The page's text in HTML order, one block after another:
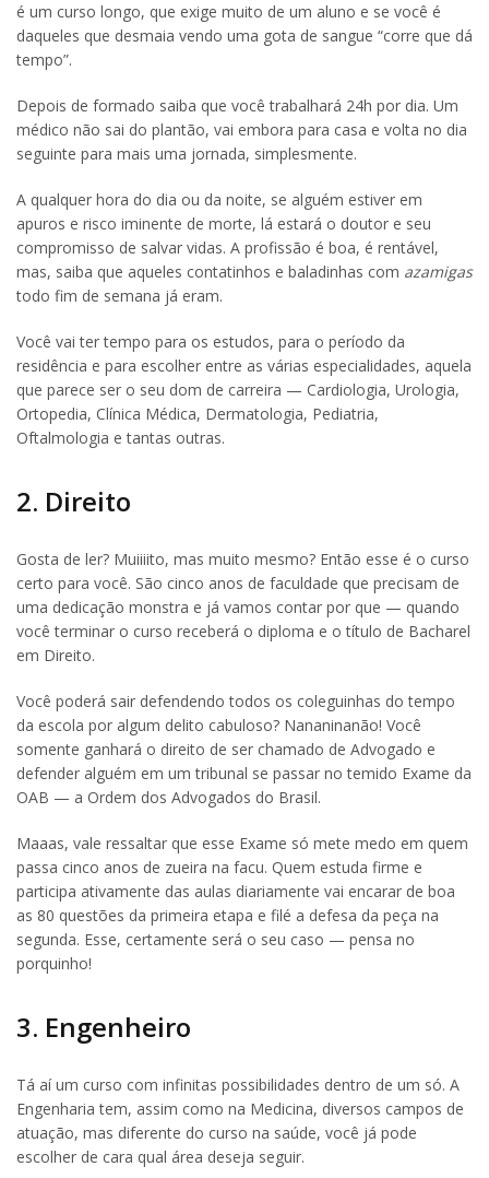
é um curso longo, que exige muito de um aluno e se você é
daqueles que desmaia vendo uma gota de sangue “corre que dá
tempo”.
Depois de formado saiba que você trabalhará 24h por dia. Um
médico não sai do plantão, vai embora para casa e volta no dia
seguinte para mais uma jornada, simplesmente.
A qualquer hora do dia ou da noite, se alguém estiver em
apuros e risco iminente de morte, lá estará o doutor e seu
compromisso de salvar vidas. A profissão é boa, é rentável,
mas, saiba que aqueles contatinhos e baladinhas com azamigas
todo fim de semana já eram.
Você vai ter tempo para os estudos, para o período da
residência e para escolher entre as várias especialidades, aquela
que parece ser o seu dom de carreira — Cardiologia, Urologia,
Ortopedia, Clínica Médica, Dermatologia, Pediatria,
Oftalmologia e tantas outras.
2. Direito
Gosta de ler? Muiiiito, mas muito mesmo? Então esse é o curso
certo para você. São cinco anos de faculdade que precisam de
uma dedicação monstra e já vamos contar por que — quando
você terminar o curso receberá o diploma e o título de Bacharel
em Direito.
Você poderá sair defendendo todos os coleguinhas do tempo
da escola por algum delito cabuloso? Nananinanão! Você
somente ganhará o direito de ser chamado de Advogado e
defender alguém em um tribunal se passar no temido Exame da
OAB — a Ordem dos Advogados do Brasil.
Maaas, vale ressaltar que esse Exame só mete medo em quem
passa cinco anos de zueira na facu. Quem estuda firme e
participa ativamente das aulas diariamente vai encarar de boa
as 80 questões da primeira etapa e filé a defesa da peça na
segunda. Esse, certamente será o seu caso — pensa no
porquinho!
3. Engenheiro
Tá aí um curso com infinitas possibilidades dentro de um só. A
Engenharia tem, assim como na Medicina, diversos campos de
atuação, mas diferente do curso na saúde, você já pode
escolher de cara qual área deseja seguir.